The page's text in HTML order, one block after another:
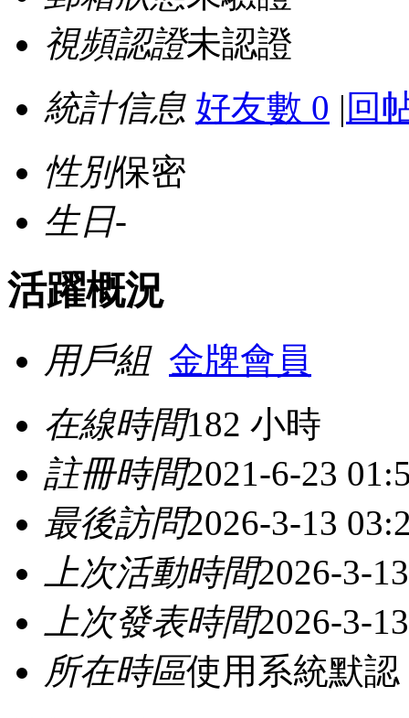
視頻認證未認證
統計信息 好友數 0 | 回
性別保密
生日-
活躍概況
用戶組 金牌會員
在線時間182 小時
註冊時間2021-6-23
最後訪問2026-3-13
上次活動時間2026-3-
上次發表時間2026-3-
所在時區使用系統默認